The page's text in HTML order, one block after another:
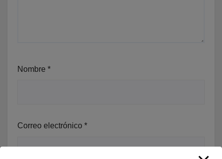
Nombre *
Correo electrónico *